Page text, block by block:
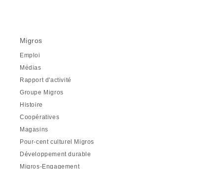
Migros
Emploi
Médias
Rapport d'activité
Groupe Migros
Histoire
Coopératives
Magasins
Pour-cent culturel Migros
Développement durable
Migros-Engagement